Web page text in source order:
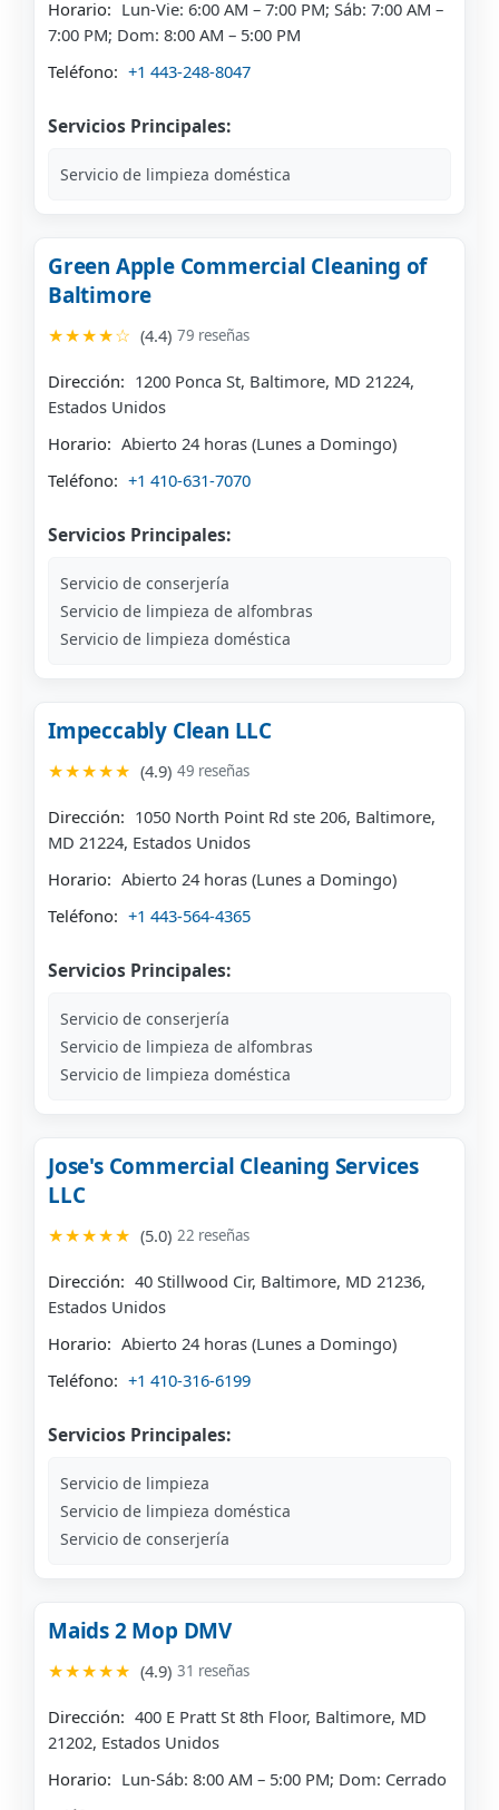
Horario: Lun-Vie: 6:00 AM – 7:00 PM; Sáb: 7:00 AM –
7:00 PM; Dom: 8:00 AM – 5:00 PM
Teléfono: +1 443-248-8047
Servicios Principales:
Servicio de limpieza doméstica
Green Apple Commercial Cleaning of
Baltimore
★★★★☆ (4.4) 79 reseñas
Dirección: 1200 Ponca St, Baltimore, MD 21224,
Estados Unidos
Horario: Abierto 24 horas (Lunes a Domingo)
Teléfono: +1 410-631-7070
Servicios Principales:
Servicio de conserjería
Servicio de limpieza de alfombras
Servicio de limpieza doméstica
Impeccably Clean LLC
★★★★★ (4.9) 49 reseñas
Dirección: 1050 North Point Rd ste 206, Baltimore,
MD 21224, Estados Unidos
Horario: Abierto 24 horas (Lunes a Domingo)
Teléfono: +1 443-564-4365
Servicios Principales:
Servicio de conserjería
Servicio de limpieza de alfombras
Servicio de limpieza doméstica
Jose's Commercial Cleaning Services
LLC
★★★★★ (5.0) 22 reseñas
Dirección: 40 Stillwood Cir, Baltimore, MD 21236,
Estados Unidos
Horario: Abierto 24 horas (Lunes a Domingo)
Teléfono: +1 410-316-6199
Servicios Principales:
Servicio de limpieza
Servicio de limpieza doméstica
Servicio de conserjería
Maids 2 Mop DMV
★★★★★ (4.9) 31 reseñas
Dirección: 400 E Pratt St 8th Floor, Baltimore, MD
21202, Estados Unidos
Horario: Lun-Sáb: 8:00 AM – 5:00 PM; Dom: Cerrado